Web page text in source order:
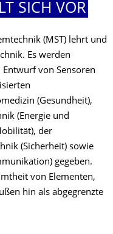
SICH VOR
(MST) lehrt und
Es werden
von Sensoren
(Gesundheit),
(Energie und
der
(Sicherheit) sowie
gegeben.
von Elementen,
hin als abgegrenzte